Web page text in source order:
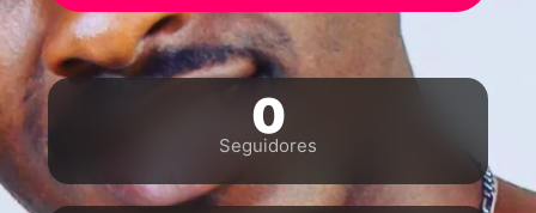
0
Seguidores